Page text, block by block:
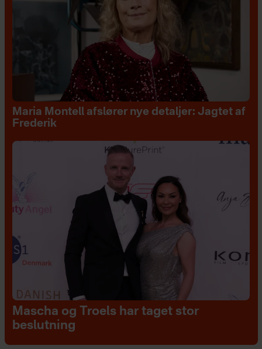
Maria Montell afslører nye detaljer: Jagtet af
Frederik
Mascha og Troels har taget stor
beslutning